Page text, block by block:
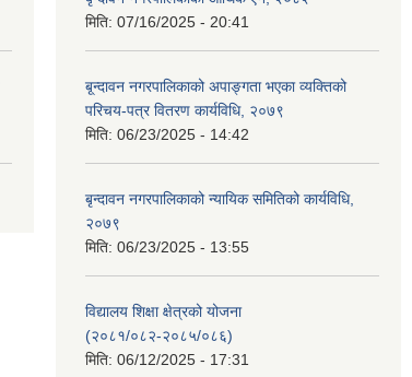
मिति: 07/16/2025 - 20:41
बृ्न्दावन नगरपालिकाको अपाङ्गता भएका व्यक्तिको
परिचय-पत्र वितरण कार्यविधि, २०७९
मिति: 06/23/2025 - 14:42
बृन्दावन नगरपालिकाको न्यायिक समितिको कार्यविधि,
२०७९
मिति: 06/23/2025 - 13:55
विद्यालय शिक्षा क्षेत्रको योजना
(२०८१/०८२-२०८५/०८६)
मिति: 06/12/2025 - 17:31